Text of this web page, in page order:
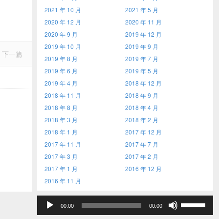
下一篇
2021 年 10 月
2021 年 5 月
2020 年 12 月
2020 年 11 月
2020 年 9 月
2019 年 12 月
2019 年 10 月
2019 年 9 月
2019 年 8 月
2019 年 7 月
2019 年 6 月
2019 年 5 月
2019 年 4 月
2018 年 12 月
2018 年 11 月
2018 年 9 月
2018 年 8 月
2018 年 4 月
2018 年 3 月
2018 年 2 月
2018 年 1 月
2017 年 12 月
2017 年 11 月
2017 年 7 月
2017 年 3 月
2017 年 2 月
2017 年 1 月
2016 年 12 月
2016 年 11 月
00:00 00:00